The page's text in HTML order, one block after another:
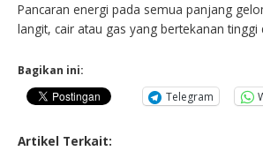
Pancaran energi pada semua panjang
langit, cair atau gas yang bertekanan tinggi
Bagikan ini:
Telegram
Artikel Terkait: